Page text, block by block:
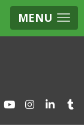
MENU